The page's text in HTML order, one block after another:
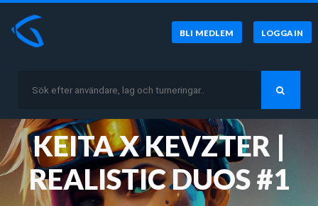
BLI MEDLEM LOGGA IN
KEITA X KEVZTER |
REALISTIC DUOS #1